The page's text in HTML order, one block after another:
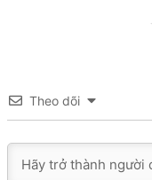
Theo dõi